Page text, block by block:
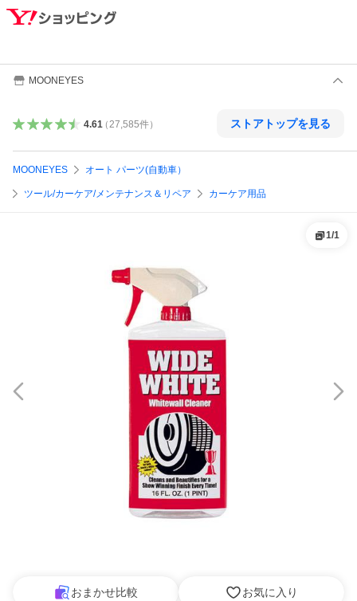
MOONEYES
4.61（ 27,585件） ストアトップを見る
MOONEYES オート パーツ(自動車）
ツール/カーケア/メンテナンス＆リペア カーケア用品
1/1
おまかせ比較 お気に入り